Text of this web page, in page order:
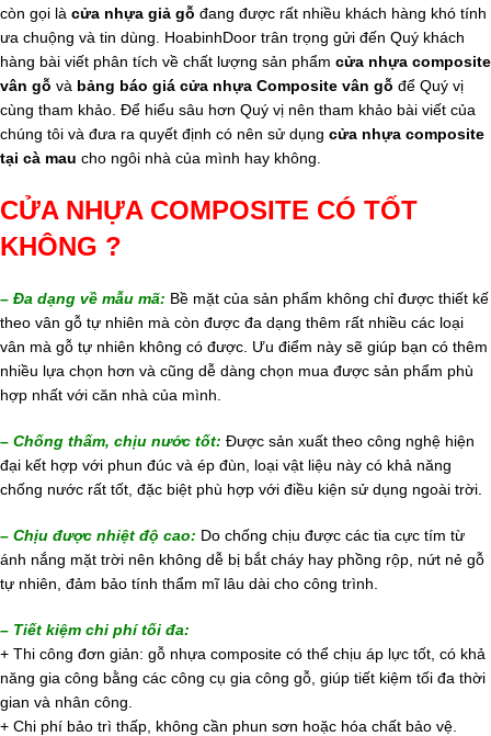
còn gọi là cửa nhựa giả gỗ đang được rất nhiều khách hàng khó tính
ưa chuộng và tin dùng. HoabinhDoor trân trọng gửi đến Quý khách
hàng bài viết phân tích về chất lượng sản phẩm cửa nhựa composite
vân gỗ và bảng báo giá cửa nhựa Composite vân gỗ để Quý vị
cùng tham khảo. Để hiểu sâu hơn Quý vị nên tham khảo bài viết của
chúng tôi và đưa ra quyết định có nên sử dụng cửa nhựa composite
tại cà mau cho ngôi nhà của mình hay không.
CỬA NHỰA COMPOSITE CÓ TỐT
KHÔNG ?
– Đa dạng về mẫu mã: Bề mặt của sản phẩm không chỉ được thiết kế
theo vân gỗ tự nhiên mà còn được đa dạng thêm rất nhiều các loại
vân mà gỗ tự nhiên không có được. Ưu điểm này sẽ giúp bạn có thêm
nhiều lựa chọn hơn và cũng dễ dàng chọn mua được sản phẩm phù
hợp nhất với căn nhà của mình.
– Chống thấm, chịu nước tốt: Được sản xuất theo công nghệ hiện
đại kết hợp với phun đúc và ép đùn, loại vật liệu này có khả năng
chống nước rất tốt, đặc biệt phù hợp với điều kiện sử dụng ngoài trời.
– Chịu được nhiệt độ cao: Do chống chịu được các tia cực tím từ
ánh nắng mặt trời nên không dễ bị bắt cháy hay phồng rộp, nứt nẻ gỗ
tự nhiên, đảm bảo tính thẩm mĩ lâu dài cho công trình.
– Tiết kiệm chi phí tối đa:
+ Thi công đơn giản: gỗ nhựa composite có thể chịu áp lực tốt, có khả
năng gia công bằng các công cụ gia công gỗ, giúp tiết kiệm tối đa thời
gian và nhân công.
+ Chi phí bảo trì thấp, không cần phun sơn hoặc hóa chất bảo vệ.